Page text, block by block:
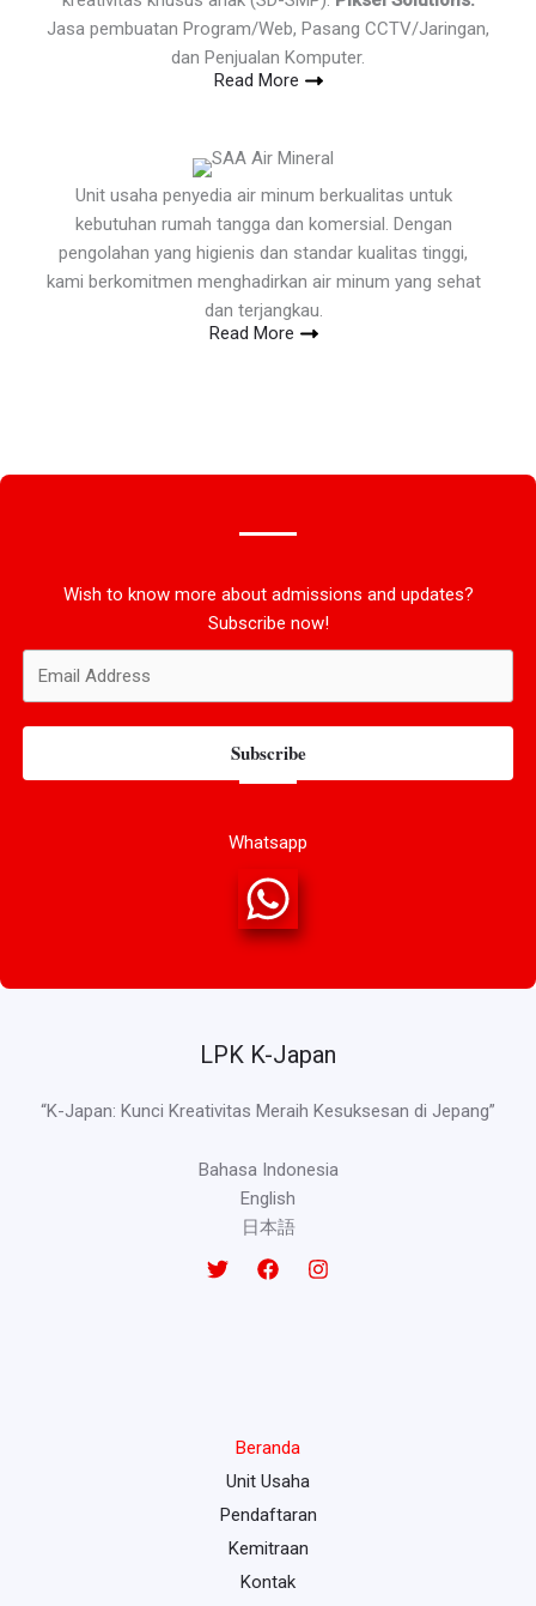
Jasa pembuatan Program/Web, Pasang CCTV/Jaringan,
dan Penjualan Komputer.
Read More
Unit usaha penyedia air minum berkualitas untuk
kebutuhan rumah tangga dan komersial. Dengan
pengolahan yang higienis dan standar kualitas tinggi,
kami berkomitmen menghadirkan air minum yang sehat
dan terjangkau.
Read More
Wish to know more about admissions and updates?
Subscribe now!
Subscribe
Whatsapp
LPK K-Japan
“K-Japan: Kunci Kreativitas Meraih Kesuksesan di Jepang”
Bahasa Indonesia
English
日本語
Beranda
Unit Usaha
Pendaftaran
Kemitraan
Kontak